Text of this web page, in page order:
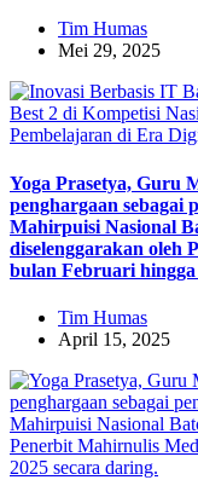
Tim Humas
Mei 29, 2025
Yoga Prasetya, Guru
penghargaan sebagai
Mahirpuisi Nasional
diselenggarakan oleh
bulan Februari
Tim Humas
April 15, 2025